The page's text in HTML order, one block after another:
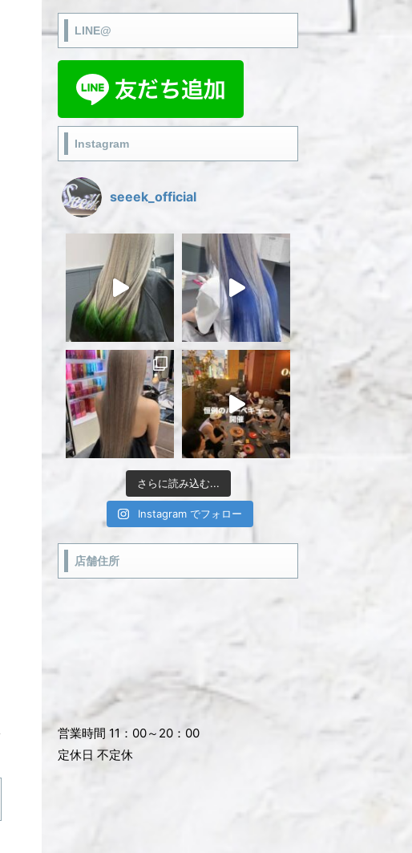
LINE@
Instagram
seeek_official
さらに読み込む...
Instagram でフォロー
店舗住所
営業時間 11：00～20：00
定休日 不定休